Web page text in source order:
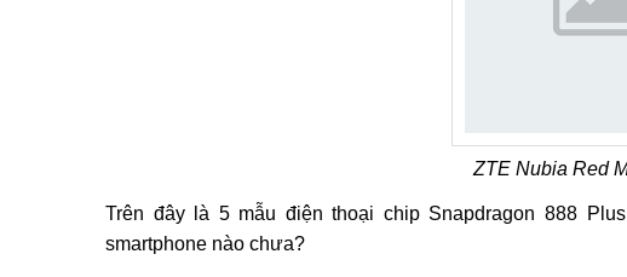
ZTE Nubia Red
Trên đây là 5 mẫu điện thoại chip Snapdragon 888
smartphone nào chưa?